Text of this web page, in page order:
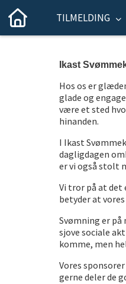
TILMELDING
Ikast
Hos os er
glade og
være et sted
hinanden.
I Ikast
dagligdagen
er vi også stolt
Vi tror på at det
betyder at
Svømning er
sjove sociale
komme, men
Vores
gerne deler de